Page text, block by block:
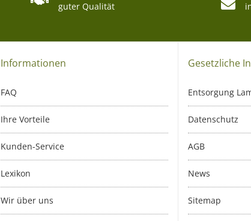
guter Qualität
Informationen
FAQ
Ihre Vorteile
Kunden-Service
Lexikon
Wir über uns
Gesetzliche
Entsorgung
Datenschutz
AGB
News
Sitemap